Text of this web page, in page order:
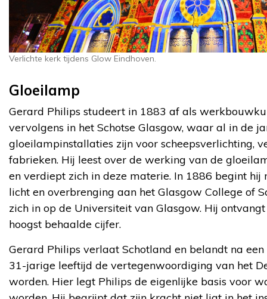
Verlichte kerk tijdens Glow Eindhoven.
Gloeilamp
Gerard Philips studeert in 1883 af als
vervolgens in het Schotse Glasgow, waar al in de
gloeilampinstallaties zijn voor scheepsverlichting,
fabrieken. Hij leest over de werking van de
en verdiept zich in deze materie. In 1886 begint
licht en overbrenging aan het Glasgow College of
zich in op de Universiteit van Glasgow. Hij
hoogst behaalde cijfer.
Gerard Philips verlaat Schotland en belandt na
31-jarige leeftijd de vertegenwoordiging van het
worden. Hier legt Philips de eigenlijke basis voor